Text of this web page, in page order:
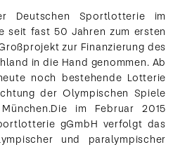
Deutschen Sportlotterie im
seit fast 50 Jahren zum ersten
zur Finanzierung des
in die Hand genommen. Ab
noch bestehende Lotterie
der Olympischen Spiele
im Februar 2015
gGmbH verfolgt das
und paralympischer